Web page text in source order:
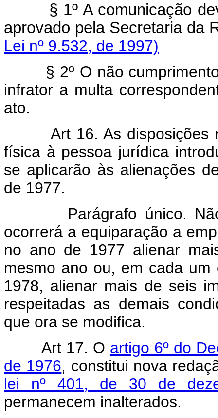
§ 1º A comunicação
aprovado pela Secretaria da
Lei nº 9.532, de 1997)
§ 2º O não
infrator a multa
ato.
Art 16. As disposições
física à pessoa jurídica
se aplicarão às alienações
de 1977.
Parágrafo único. Não
ocorrerá a equiparação a
no ano de 1977 alienar
mesmo ano ou, em cada
1978, alienar mais de seis
respeitadas as demais
que ora se modifica.
Art 17. O artigo 6º do
de 1976, constitui nova
lei nº 401, de 30 de
permanecem inalterados.